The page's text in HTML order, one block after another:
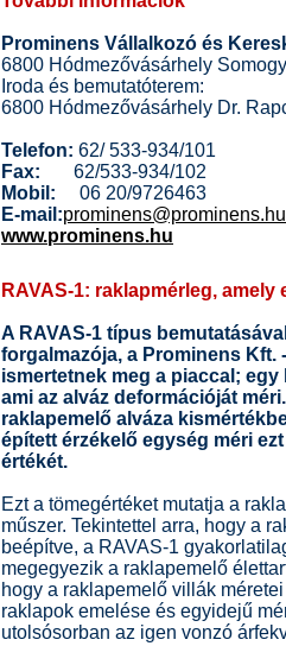
Prominens Vállalkozó és
6800 Hódmezővásárhely
Iroda és bemutatóterem:
6800 Hódmezővásárhely Dr.
Telefon: 62/ 533-934/101
Fax: 62/533-934/102
Mobil: 06 20/9726463
E-mail:prominens@prominens.hu
www.prominens.hu
RAVAS-1: raklapmérleg,
A RAVAS-1 típus
forgalmazója, a Prominens Kft.
ismertetnek meg a piaccal;
ami az alváz deformációját
raklapemelő alváza
épített érzékelő egység méri
értékét.
Ezt a tömegértéket mutatja a
műszer. Tekintettel arra, hogy a
beépítve, a RAVAS-1
megegyezik a raklapemelő
hogy a raklapemelő villák
raklapok emelése és egyidejű
utolsósorban az igen vonzó